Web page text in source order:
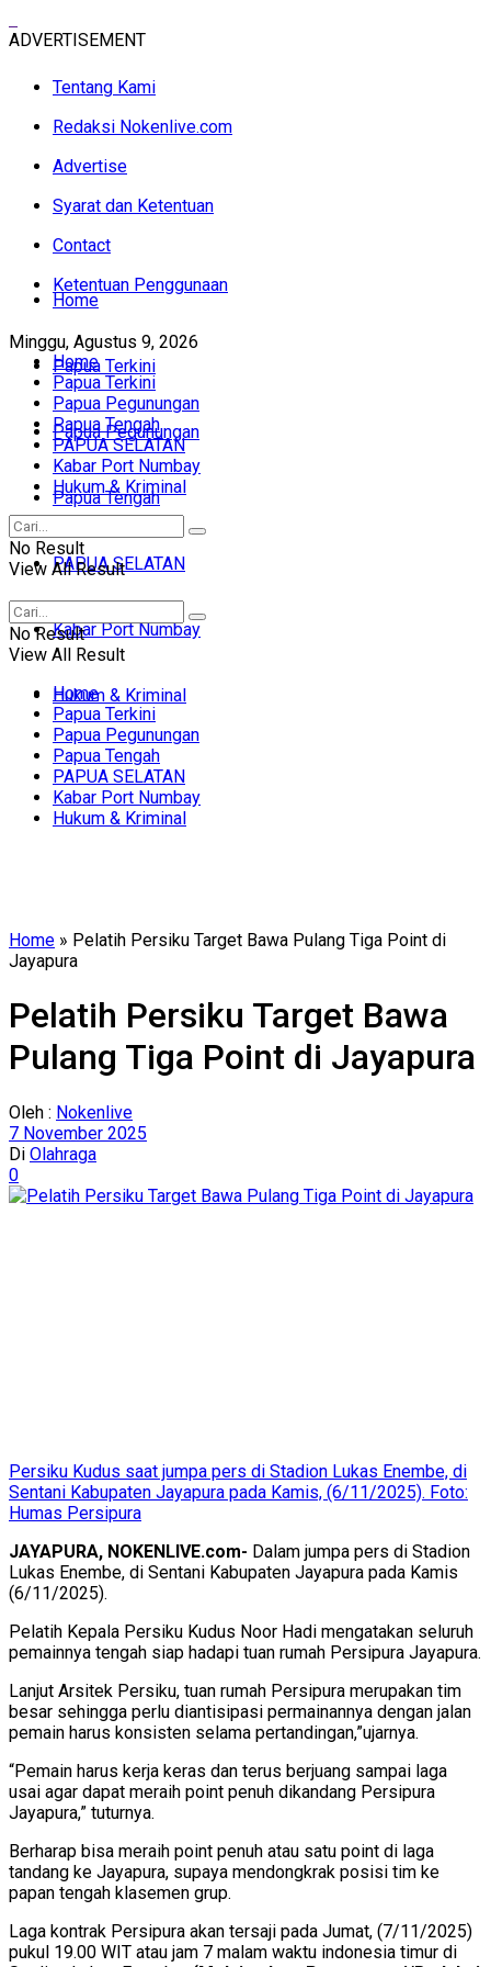
ADVERTISEMENT
Tentang Kami
Redaksi Nokenlive.com
Advertise
Syarat dan Ketentuan
Contact
Ketentuan Penggunaan
Minggu, Agustus 9, 2026
Home
Papua Terkini
Papua Pegunungan
Papua Tengah
PAPUA SELATAN
Kabar Port Numbay
Hukum & Kriminal
Home
Papua Terkini
Papua Pegunungan
Papua Tengah
PAPUA SELATAN
Kabar Port Numbay
Hukum & Kriminal
No Result
View All Result
No Result
View All Result
Home
Papua Terkini
Papua Pegunungan
Papua Tengah
PAPUA SELATAN
Kabar Port Numbay
Hukum & Kriminal
Home » Pelatih Persiku Target Bawa Pulang Tiga Point di
Jayapura
Pelatih Persiku Target Bawa
Pulang Tiga Point di Jayapura
Oleh : Nokenlive
7 November 2025
Di Olahraga
0
Persiku Kudus saat jumpa pers di Stadion Lukas Enembe, di
Sentani Kabupaten Jayapura pada Kamis, (6/11/2025). Foto:
Humas Persipura
JAYAPURA, NOKENLIVE.com- Dalam jumpa pers di Stadion
Lukas Enembe, di Sentani Kabupaten Jayapura pada Kamis
(6/11/2025).
Pelatih Kepala Persiku Kudus Noor Hadi mengatakan seluruh
pemainnya tengah siap hadapi tuan rumah Persipura Jayapura.
Lanjut Arsitek Persiku, tuan rumah Persipura merupakan tim
besar sehingga perlu diantisipasi permainannya dengan jalan
pemain harus konsisten selama pertandingan,”ujarnya.
“Pemain harus kerja keras dan terus berjuang sampai laga
usai agar dapat meraih point penuh dikandang Persipura
Jayapura,” tuturnya.
Berharap bisa meraih point penuh atau satu point di laga
tandang ke Jayapura, supaya mendongkrak posisi tim ke
papan tengah klasemen grup.
Laga kontrak Persipura akan tersaji pada Jumat, (7/11/2025)
pukul 19.00 WIT atau jam 7 malam waktu indonesia timur di